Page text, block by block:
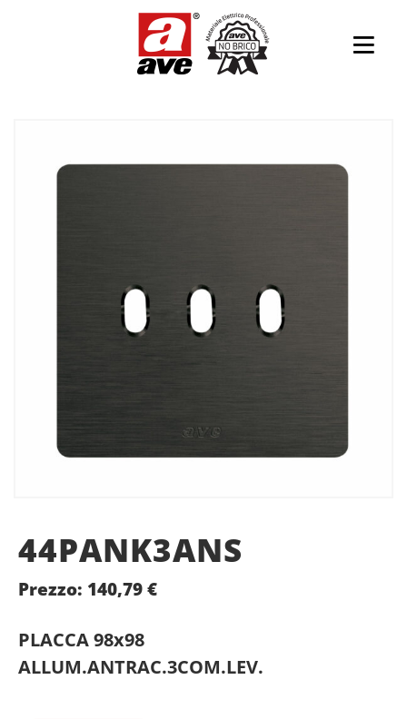
44PANK3ANS
Prezzo: 140,79€
PLACCA 98x98
ALLUM.ANTRAC.3COM.LEV.